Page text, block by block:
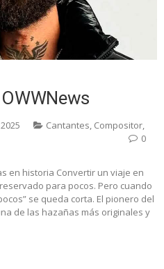
Cantantes Compositor
0
en historia Convertir un viaje en
para pocos. Pero cuando
se queda corta. El pionero del
de las hazañas más originales y